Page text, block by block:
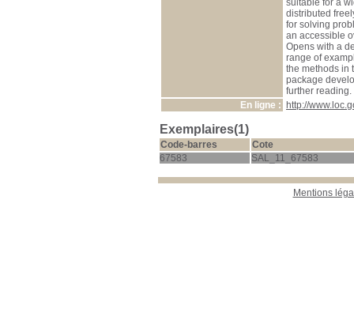
suitable for a
distributed
for solving
an accessible
Opens with a
range of
the methods in
package
further
En ligne :
http://
Exemplaires(1)
Code-barres
Cote
67583
SAL_11_67583
Mentions